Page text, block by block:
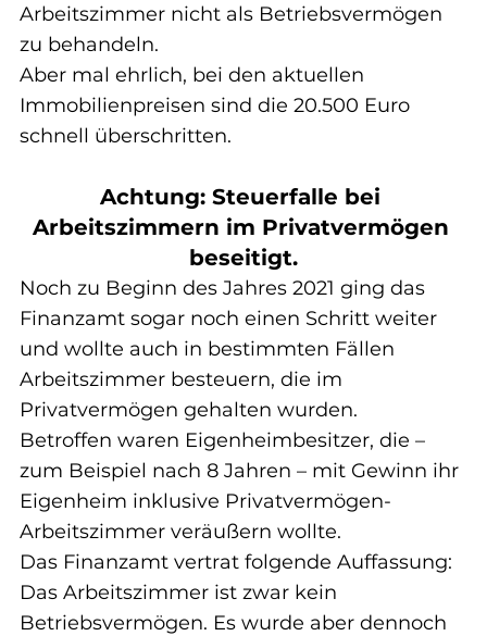
Arbeitszimmer nicht als Betriebsvermögen
zu behandeln.
Aber mal ehrlich, bei den aktuellen
Immobilienpreisen sind die 20.500 Euro
schnell überschritten.
Achtung: Steuerfalle bei
Arbeitszimmern im Privatvermögen
beseitigt.
Noch zu Beginn des Jahres 2021 ging das
Finanzamt sogar noch einen Schritt weiter
und wollte auch in bestimmten Fällen
Arbeitszimmer besteuern, die im
Privatvermögen gehalten wurden.
Betroffen waren Eigenheimbesitzer, die –
zum Beispiel nach 8 Jahren – mit Gewinn ihr
Eigenheim inklusive Privatvermögen-
Arbeitszimmer veräußern wollte.
Das Finanzamt vertrat folgende Auffassung:
Das Arbeitszimmer ist zwar kein
Betriebsvermögen. Es wurde aber dennoch